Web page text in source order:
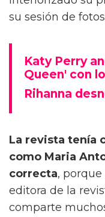
su sesión de
Katy Perry
Queen' con
Rihanna
La revista tenía
como Maria
correcta,
editora de la
comparte